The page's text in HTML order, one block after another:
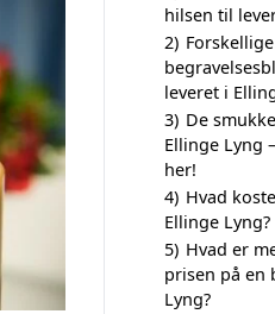
hilsen til
2)
leveret i
3) De
Ellinge Lyng
her!
4) Hvad
Ellinge Lyng?
5) Hvad er
prisen på en
Lyng?